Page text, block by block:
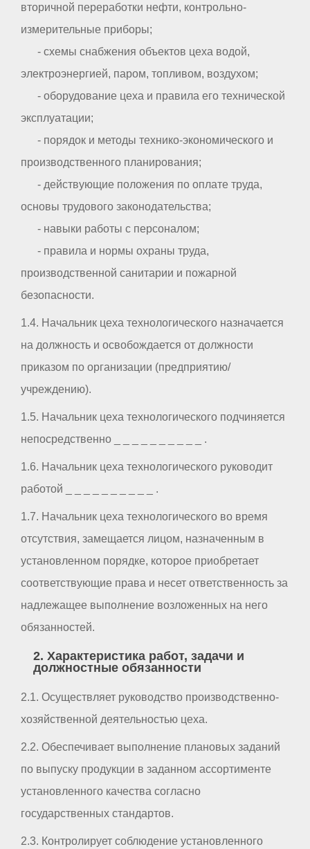
вторичной переработки нефти, контрольно-
измерительные приборы;
- схемы снабжения объектов цеха водой,
электроэнергией, паром, топливом, воздухом;
- оборудование цеха и правила его технической
эксплуатации;
- порядок и методы технико-экономического и
производственного планирования;
- действующие положения по оплате труда,
основы трудового законодательства;
- навыки работы с персоналом;
- правила и нормы охраны труда,
производственной санитарии и пожарной
безопасности.
1.4. Начальник цеха технологического назначается
на должность и освобождается от должности
приказом по организации (предприятию/
учреждению).
1.5. Начальник цеха технологического подчиняется
непосредственно _ _ _ _ _ _ _ _ _ _ .
1.6. Начальник цеха технологического руководит
работой _ _ _ _ _ _ _ _ _ _ .
1.7. Начальник цеха технологического во время
отсутствия, замещается лицом, назначенным в
установленном порядке, которое приобретает
соответствующие права и несет ответственность за
надлежащее выполнение возложенных на него
обязанностей.
2. Характеристика работ, задачи и
должностные обязанности
2.1. Осуществляет руководство производственно-
хозяйственной деятельностью цеха.
2.2. Обеспечивает выполнение плановых заданий
по выпуску продукции в заданном ассортименте
установленного качества согласно
государственных стандартов.
2.3. Контролирует соблюдение установленного